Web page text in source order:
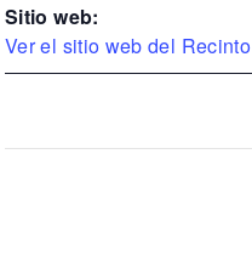
Sitio web:
Ver el sitio web del Recinto